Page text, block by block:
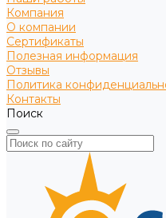
Компания
О компании
Сертификаты
Полезная информация
Отзывы
Политика
Контакты
Поиск